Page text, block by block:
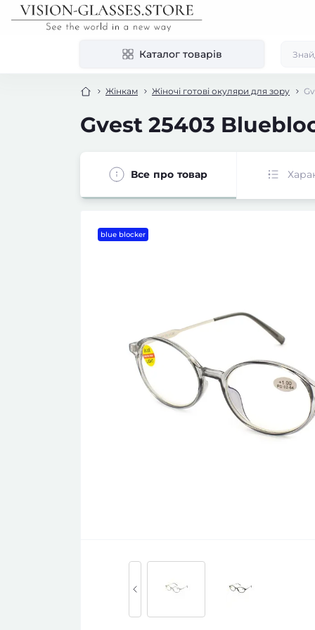
Каталог товарів
Жінкам Жіночі готові окуляри для зору
Gvest 25403
Все про товар
blue blocker